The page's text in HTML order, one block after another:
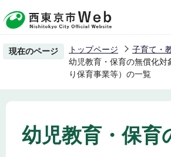
の
ー
の
先
現在のページ トップページ 子育て・
幼児教育・保育の無償化対
り保育事業等）の一覧
幼児教育・保育